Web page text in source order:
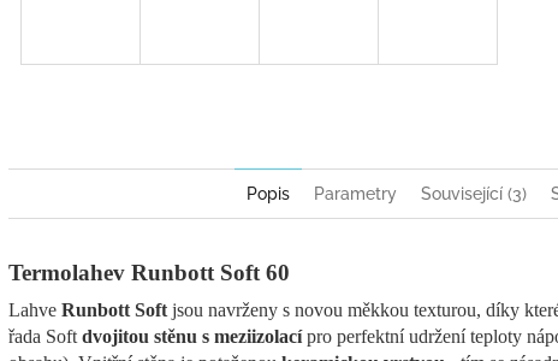
Popis Parametry Související (3)
Termolahev Runbott Soft 60
Lahve Runbott Soft jsou navrženy s novou měkkou texturou, díky
řada Soft dvojitou stěnu s meziizolacípro perfektní udržení teploty